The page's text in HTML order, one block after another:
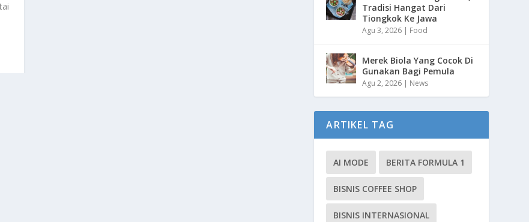
Tradisi Hangat Dari
Tiongkok Ke Jawa
Agu 3, 2026 | Food
Merek Biola Yang Cocok Di
Gunakan Bagi Pemula
Agu 2, 2026 | News
ARTIKEL TAG
AI MODE BERITA FORMULA 1
BISNIS COFFEE SHOP
BISNIS INTERNASIONAL